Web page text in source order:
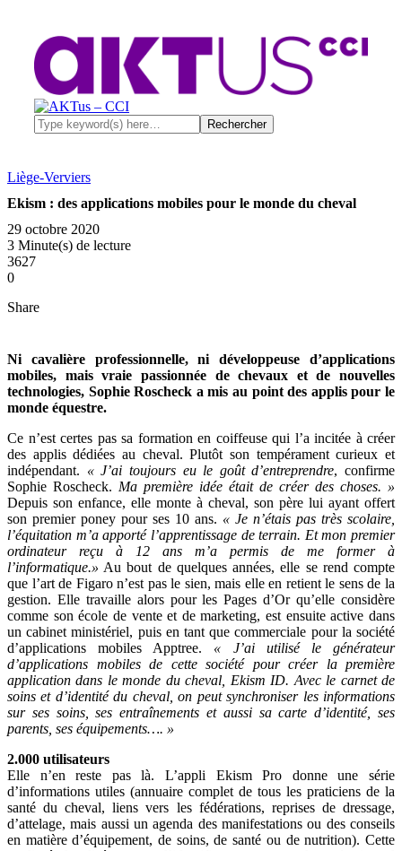
Liège-Verviers
Ekism : des applications mobiles pour le monde du cheval
29 octobre 2020
3 Minute(s) de lecture
3627
0
Share
Ni cavalière professionnelle, ni développeuse d’applications
mobiles, mais vraie passionnée de chevaux et de nouvelles
technologies, Sophie Roscheck a mis au point des applis pour le
monde équestre.
Ce n’est certes pas sa formation en coiffeuse qui l’a incitée à créer
des applis dédiées au cheval. Plutôt son tempérament curieux et
indépendant. « J’ai toujours eu le goût d’entreprendre, confirme
Sophie Roscheck. Ma première idée était de créer des choses. »
Depuis son enfance, elle monte à cheval, son père lui ayant offert
son premier poney pour ses 10 ans. « Je n’étais pas très scolaire,
l’équitation m’a apporté l’apprentissage de terrain. Et mon premier
ordinateur reçu à 12 ans m’a permis de me former à
l’informatique.» Au bout de quelques années, elle se rend compte
que l’art de Figaro n’est pas le sien, mais elle en retient le sens de la
gestion. Elle travaille alors pour les Pages d’Or qu’elle considère
comme son école de vente et de marketing, est ensuite active dans
un cabinet ministériel, puis en tant que commerciale pour la société
d’applications mobiles Apptree. « J’ai utilisé le générateur
d’applications mobiles de cette société pour créer la première
application dans le monde du cheval, Ekism ID. Avec le carnet de
soins et d’identité du cheval, on peut synchroniser les informations
sur ses soins, ses entraînements et aussi sa carte d’identité, ses
parents, ses équipements…. »
2.000 utilisateurs
Elle n’en reste pas là. L’appli Ekism Pro donne une série
d’informations utiles (annuaire complet de tous les praticiens de la
santé du cheval, liens vers les fédérations, reprises de dressage,
d’attelage, mais aussi un agenda des manifestations ou des conseils
en matière d’équipement, de soins, de santé ou de nutrition). Cette